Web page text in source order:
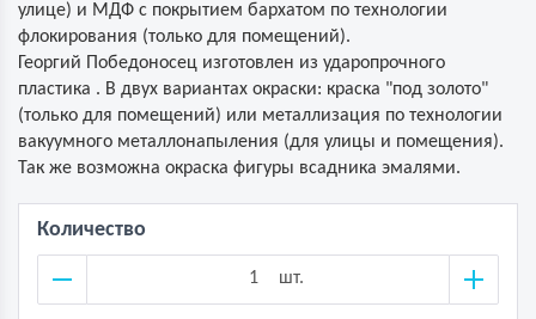
улице) и МДФ с покрытием бархатом по технологии
флокирования (только для помещений).
Георгий Победоносец изготовлен из ударопрочного
пластика . В двух вариантах окраски: краска "под золото"
(только для помещений) или металлизация по технологии
вакуумного металлонапыления (для улицы и помещения).
Так же возможна окраска фигуры всадника эмалями.
Количество
шт.